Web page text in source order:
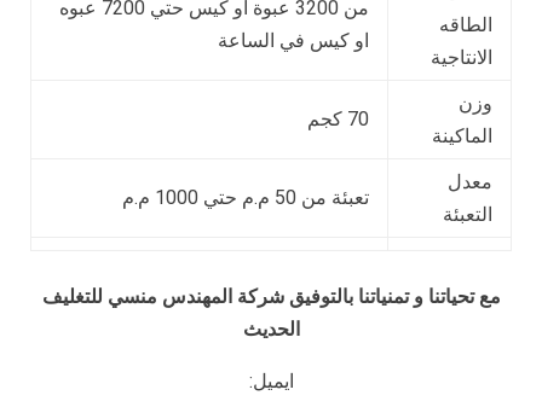
الطاقه
الانتاجية
من 3200 عبوة او كيس حتي 7200 عبوه
او كيس في الساعة
وزن
الماكينة
70 كجم
معدل
التعبئة
تعبئة من 50 م.م حتي 1000 م.م
مع تحياتنا و تمنياتنا بالتوفيق شركة المهندس منسي للتغليف
الحديث
ايميل: